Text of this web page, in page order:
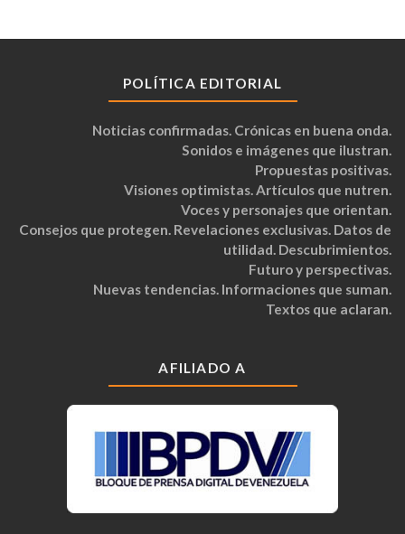
POLÍTICA EDITORIAL
Noticias confirmadas. Crónicas en buena onda.
Sonidos e imágenes que ilustran.
Propuestas positivas.
Visiones optimistas. Artículos que nutren.
Voces y personajes que orientan.
Consejos que protegen. Revelaciones exclusivas. Datos de
utilidad. Descubrimientos.
Futuro y perspectivas.
Nuevas tendencias. Informaciones que suman.
Textos que aclaran.
AFILIADO A